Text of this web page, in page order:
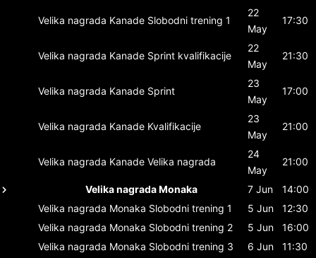
Velika nagrada Kanade Slobodni trening 1
22
May
17:30
Velika nagrada Kanade Sprint kvalifikacije
22
May
21:30
Velika nagrada Kanade Sprint
23
May
17:00
Velika nagrada Kanade Kvalifikacije
23
May
21:00
Velika nagrada Kanade Velika nagrada
24
May
21:00
Velika nagrada Monaka 7 Jun
14:00
Velika nagrada Monaka Slobodni trening 1 5 Jun
12:30
Velika nagrada Monaka Slobodni trening 2 5 Jun
16:00
Velika nagrada Monaka Slobodni trening 3 6 Jun
11:30